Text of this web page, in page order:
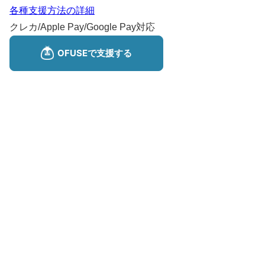
各種支援方法の詳細
クレカ/Apple Pay/Google Pay対応